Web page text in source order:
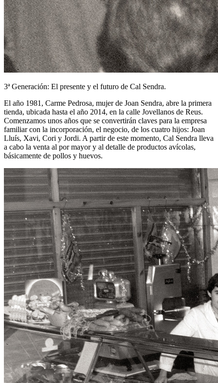
3ª Generación: El presente y el futuro de Cal Sendra.
El año 1981, Carme Pedrosa, mujer de Joan Sendra, abre la primera
tienda, ubicada hasta el año 2014, en la calle Jovellanos de Reus.
Comenzamos unos años que se convertirán claves para la empresa
familiar con la incorporación, el negocio, de los cuatro hijos: Joan
Lluís, Xavi, Cori y Jordi. A partir de este momento, Cal Sendra lleva
a cabo la venta al por mayor y al detalle de productos avícolas,
básicamente de pollos y huevos.